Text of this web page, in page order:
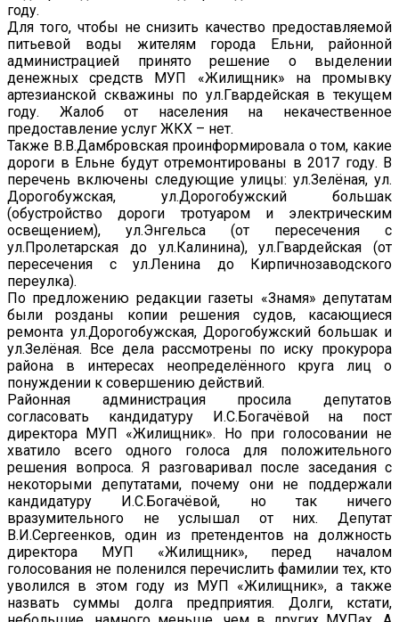
году.
Для того, чтобы не снизить качество предоставляемой
питьевой воды жителям города Ельни, районной
администрацией принято решение о выделении
денежных средств МУП «Жилищник» на промывку
артезианской скважины по ул.Гвардейская в текущем
году. Жалоб от населения на некачественное
предоставление услуг ЖКХ – нет.
Также В.В.Дамбровская проинформировала о том, какие
дороги в Ельне будут отремонтированы в 2017 году. В
перечень включены следующие улицы: ул.Зелёная, ул.
Дорогобужская, ул.Дорогобужский большак
(обустройство дороги тротуаром и электрическим
освещением), ул.Энгельса (от пересечения с
ул.Пролетарская до ул.Калинина), ул.Гвардейская (от
пересечения с ул.Ленина до Кирпичнозаводского
переулка).
По предложению редакции газеты «Знамя» депутатам
были розданы копии решения судов, касающиеся
ремонта ул.Дорогобужская, Дорогобужский большак и
ул.Зелёная. Все дела рассмотрены по иску прокурора
района в интересах неопределённого круга лиц о
понуждении к совершению действий.
Районная администрация просила депутатов
согласовать кандидатуру И.С.Богачёвой на пост
директора МУП «Жилищник». Но при голосовании не
хватило всего одного голоса для положительного
решения вопроса. Я разговаривал после заседания с
некоторыми депутатами, почему они не поддержали
кандидатуру И.С.Богачёвой, но так ничего
вразумительного не услышал от них. Депутат
В.И.Сергеенков, один из претендентов на должность
директора МУП «Жилищник», перед началом
голосования не поленился перечислить фамилии тех, кто
уволился в этом году из МУП «Жилищник», а также
назвать суммы долга предприятия. Долги, кстати,